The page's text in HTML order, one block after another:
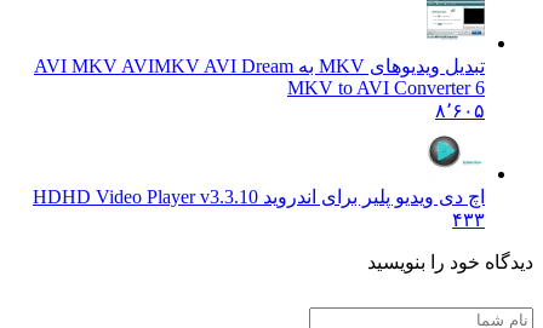
تبدیل ویدیوهای MKV به AVI MKV AVI
MKV AVI Dream
MKV to AVI Converter 6
اچ دی ویدیو پلیر برای اندروید HDHD Video Player v3.3.10
خود را بنویسید